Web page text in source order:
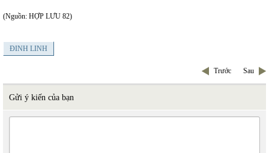
(Nguồn: HỢP LƯU 82)
ĐINH LINH
Trước Sau
Gửi ý kiến của bạn